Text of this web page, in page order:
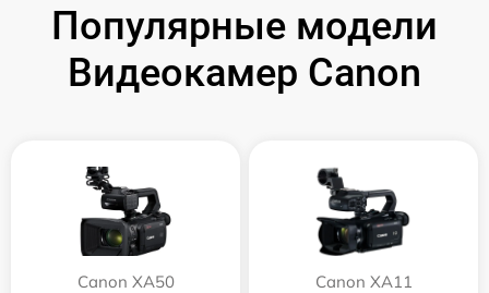
Популярные модели
Видеокамер Canon
Canon XA50 Canon XA11